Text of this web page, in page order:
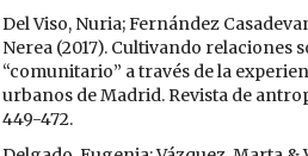
Del Viso, Nuria; Fernández
Nerea (2017). Cultivando relaciones
“comunitario” a través de la
urbanos de Madrid. Revista de
449-472.